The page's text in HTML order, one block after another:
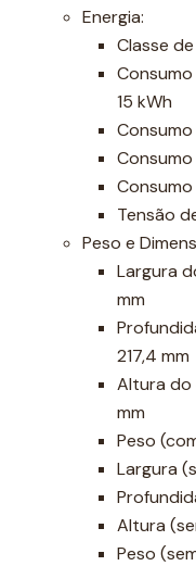
Energia:
Classe
15 kWh
Consumo
Tensão
Peso e
Largura
mm
217,4 mm
Altura do
mm
Peso
Largura
Altura
Peso